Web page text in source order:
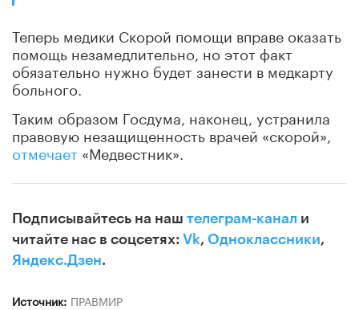
Теперь медики Скорой помощи вправе оказать
помощь незамедлительно, но этот факт
обязательно нужно будет занести в медкарту
больного.
Таким образом Госдума, наконец, устранила
правовую незащищенность врачей «скорой»,
отмечает «Медвестник».
Подписывайтесь на наш телеграм-канал и
читайте нас в соцсетях: Vk, Одноклассники,
Яндекс.Дзен.
Источник: ПРАВМИР